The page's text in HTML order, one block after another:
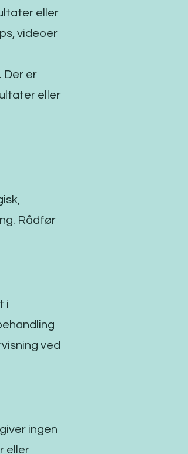
eller
videoer
Der er
eller
Rådfør
i
ved
ingen
eller